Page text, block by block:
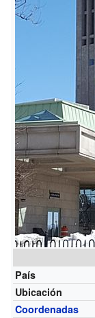
País
Ubicación
Coordenadas